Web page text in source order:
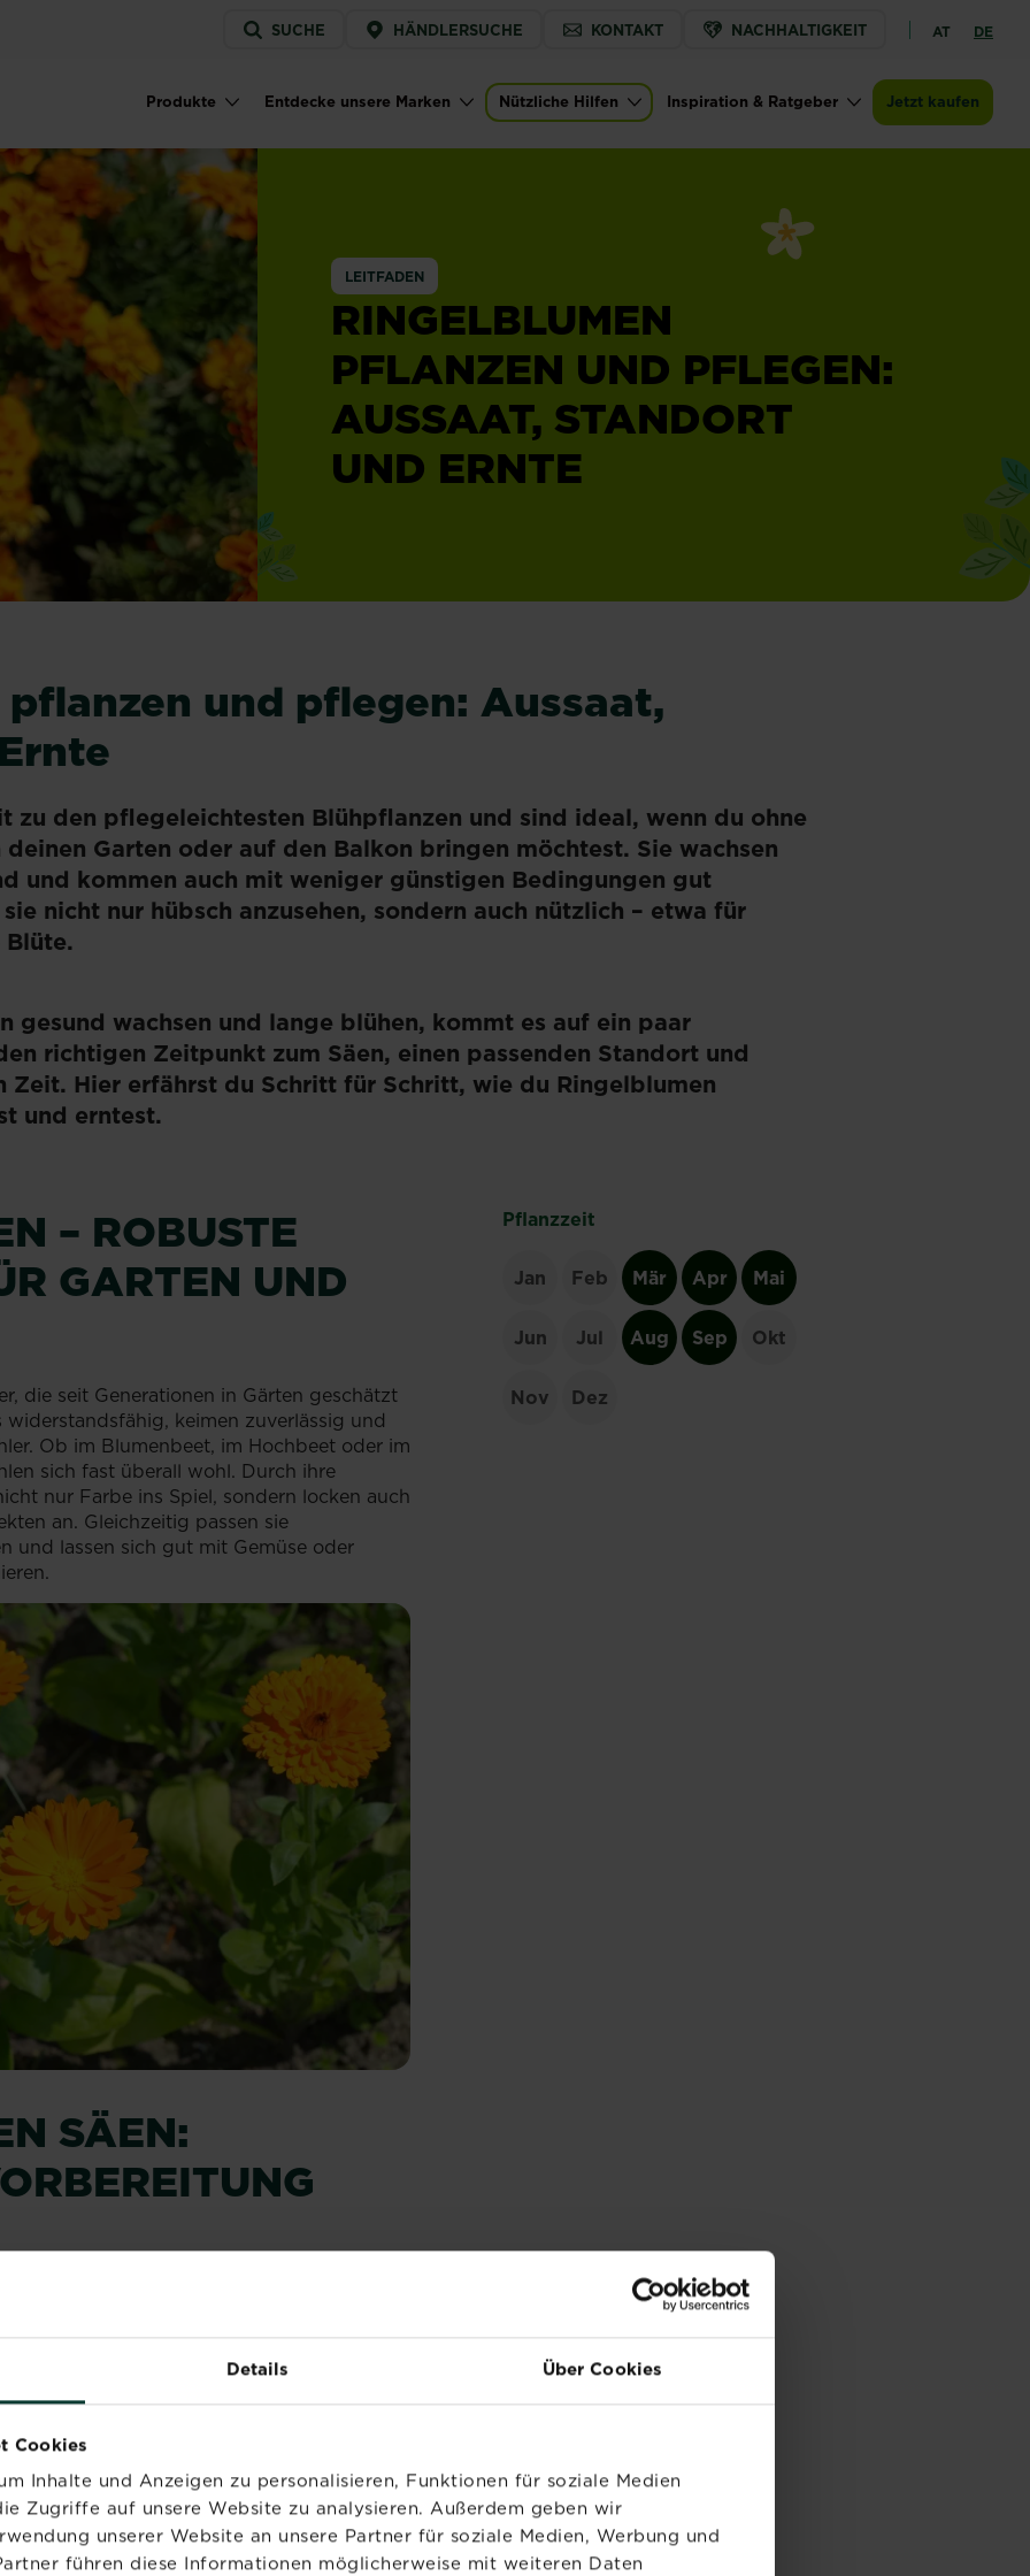
Details Über Cookies
Cookies
Inhalte und Anzeigen zu personalisieren, Funktionen für soziale Medien
Zugriffe auf unsere Website zu analysieren. Außerdem geben wir
unserer Website an unsere Partner für soziale Medien, Werbung und
führen diese Informationen möglicherweise mit weiteren Daten
Service
menu
SUCHE HÄNDLERSUCHE KONTAKT NACHHALTIGKEIT AT DE
Main navigation
Produkte Entdecke unsere Marken Nützliche Hilfen Inspiration & Ratgeber Jetzt kaufen
LEITFADEN
RINGELBLUMEN
PFLANZEN UND PFLEGEN:
AUSSAAT, STANDORT
UND ERNTE
und pflegen: Aussaat,
zu den pflegeleichtesten Blühpflanzen und sind ideal, wenn du ohne
Garten oder auf den Balkon bringen möchtest. Sie wachsen
und kommen auch mit weniger günstigen Bedingungen gut
nicht nur hübsch anzusehen, sondern auch nützlich – etwa für
Blüte.
gesund wachsen und lange blühen, kommt es auf ein paar
richtigen Zeitpunkt zum Säen, einen passenden Standort und
Zeit. Hier erfährst du Schritt für Schritt, wie du Ringelblumen
und erntest.
– ROBUSTE
GARTEN UND
die seit Generationen in Gärten geschätzt
keimen zuverlässig und
Ob im Blumenbeet, im Hochbeet oder im
sich fast überall wohl. Durch ihre
nur Farbe ins Spiel, sondern locken auch
an. Gleichzeitig passen sie
und lassen sich gut mit Gemüse oder
SÄEN:
unkompliziert säen und keimen bei
Mit dem richtigen Zeitpunkt, etwas
Tipps legst du den Grundstein für
Eine hochwertige Erde, zum Beispiel
von Anfang an.
IM FRÜHJAHR
um Ringelblumen auszusäen. Sobald
sind, kannst du mit der Aussaat
Pflanzzeit
Jan Feb Mär Apr Mai
Jun Jul Aug Sep Okt
Nov Dez